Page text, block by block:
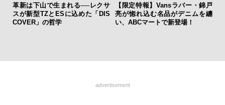
革新は下山で生まれる──レクサ
スが新型TZとESに込めた「DIS
COVER」の哲学
【限定特報】Vansラバー・錦戸
亮が惚れ込む名品がデニムを纏
い、ABCマートで新登場！
advertisement